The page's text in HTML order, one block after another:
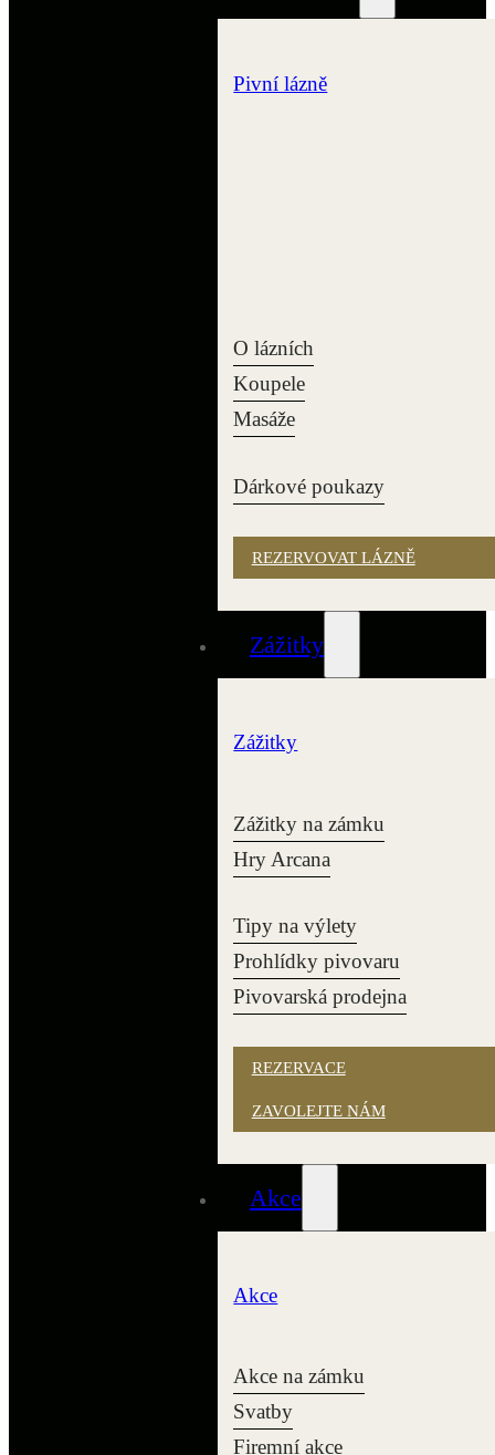
Pivní lázně
O lázních
Koupele
Masáže
Dárkové poukazy
REZERVOVAT LÁZNĚ
Zážitky
Zážitky
Zážitky na zámku
Hry Arcana
Tipy na výlety
Prohlídky pivovaru
Pivovarská prodejna
REZERVACE
ZAVOLEJTE NÁM
Akce
Akce
Akce na zámku
Svatby
Firemní akce